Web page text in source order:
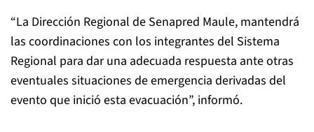
“La Dirección Regional de Senapred Maule, mantendrá
las coordinaciones con los integrantes del Sistema
Regional para dar una adecuada respuesta ante otras
eventuales situaciones de emergencia derivadas del
evento que inició esta evacuación”, informó.